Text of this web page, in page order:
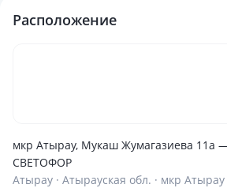
Расположение
мкр Атырау, Мукаш Жумагазиева 11а
СВЕТОФОР
Атырау · Атырауская обл. · мкр Атырау